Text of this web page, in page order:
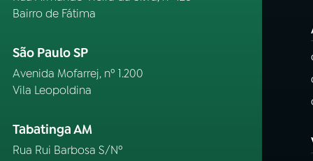
Bairro de Fátima
São Paulo SP
Avenida Mofarrej, nº 1.200
Vila Leopoldina
Tabatinga AM
Rua Rui Barbosa S/Nº